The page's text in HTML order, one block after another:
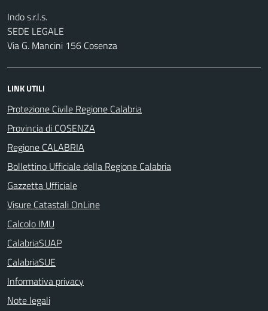
Indo s.r.l.s.
SEDE LEGALE
Via G. Mancini 156 Cosenza
LINK UTILI
Protezione Civile Regione Calabria
Provincia di COSENZA
Regione CALABRIA
Bollettino Ufficiale della Regione Calabria
Gazzetta Ufficiale
Visure Catastali OnLine
Calcolo IMU
CalabriaSUAP
CalabriaSUE
Informativa privacy
Note legali